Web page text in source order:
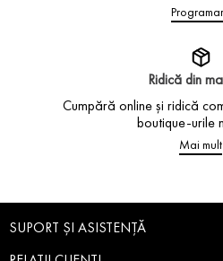
Ridică din
Cumpără online și ridică
boutique-urile
Mai mult
SUPORT ȘI ASISTENȚĂ